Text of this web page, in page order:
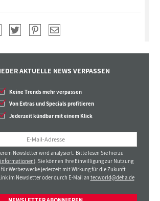
AKTUELLE NEWS VERPASSEN
Keine Trends mehr verpassen
Von Extras und Specials profitieren
Jederzeit kündbar mit einem Klick
Newsletter wird analysiert. Bitte lesen Sie hierzu
). Sie können Ihre Einwilligung zur Nutzung
für Werbezwecke jederzeit mit Wirkung für die Zukunft
im Newsletter oder durch E-Mail an tecworld@deha.de